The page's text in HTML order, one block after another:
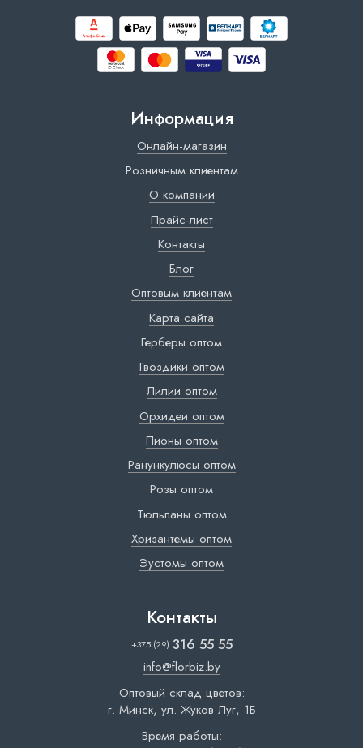
Информация
Онлайн-магазин
Розничным клиентам
О компании
Прайс-лист
Контакты
Блог
Оптовым клиентам
Карта сайта
Герберы оптом
Гвоздики оптом
Лилии оптом
Орхидеи оптом
Пионы оптом
Ранункулюсы оптом
Розы оптом
Тюльпаны оптом
Хризантемы оптом
Эустомы оптом
Контакты
+375 (29) 316 55 55
info@florbiz.by
Оптовый склад цветов:
г. Минск, ул. Жуков Луг, 1Б
Время работы: